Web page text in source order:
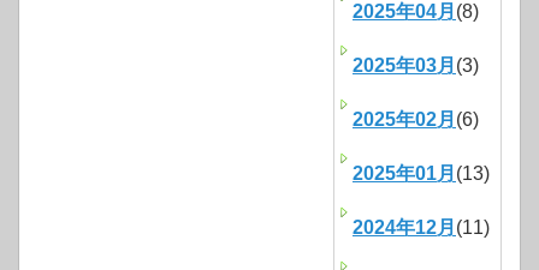
2025年04月 (8)
2025年03月 (3)
2025年02月 (6)
2025年01月 (13)
2024年12月 (11)